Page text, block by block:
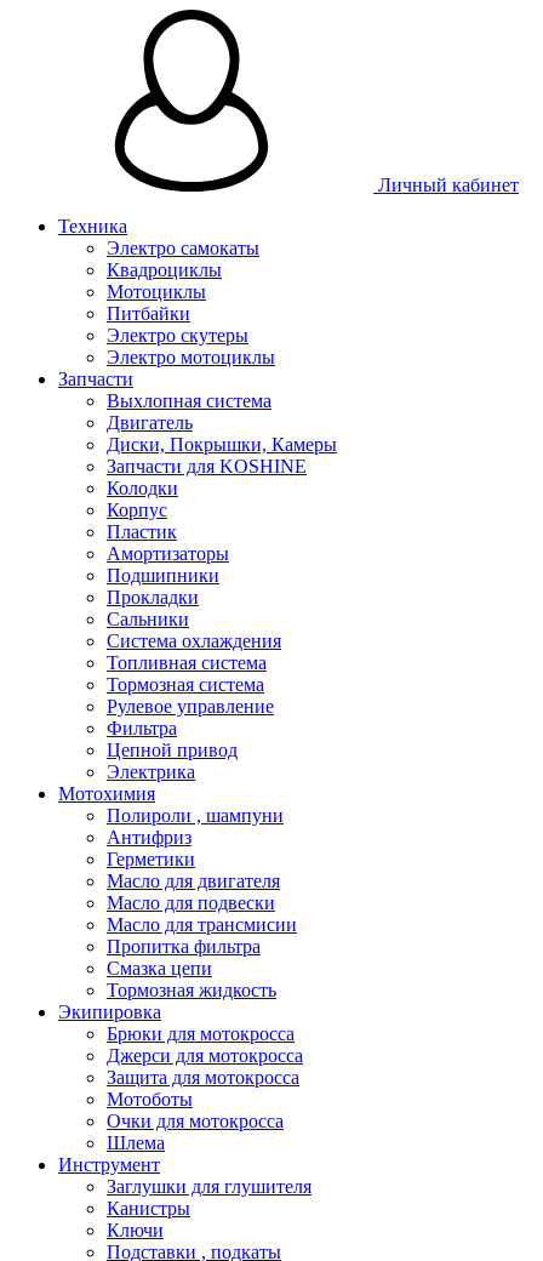
Личный кабинет
Техника
Электро самокаты
Квадроциклы
Мотоциклы
Питбайки
Электро скутеры
Электро мотоциклы
Запчасти
Выхлопная система
Двигатель
Диски, Покрышки, Камеры
Запчасти для KOSHINE
Колодки
Корпус
Пластик
Амортизаторы
Подшипники
Прокладки
Сальники
Система охлаждения
Топливная система
Тормозная система
Рулевое управление
Фильтра
Цепной привод
Электрика
Мотохимия
Полироли , шампуни
Антифриз
Герметики
Масло для двигателя
Масло для подвески
Масло для трансмисии
Пропитка фильтра
Смазка цепи
Тормозная жидкость
Экипировка
Брюки для мотокросса
Джерси для мотокросса
Защита для мотокросса
Мотоботы
Очки для мотокросса
Шлема
Инструмент
Заглушки для глушителя
Канистры
Ключи
Подставки , подкаты